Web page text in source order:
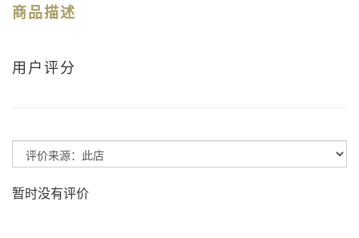
商品描述
用户评分
暂时没有评价